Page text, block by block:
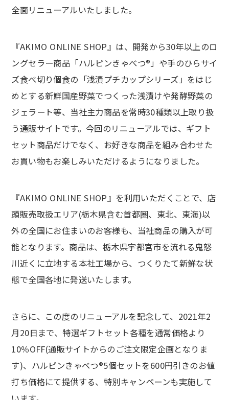
全面リニューアルいたしました。
『AKIMO ONLINE SHOP』は、開発から30年以上のロ
ングセラー商品「ハルピンきゃべつ®」や手のひらサイ
ズ食べ切り個食の「浅漬プチカップシリーズ」をはじ
めとする新鮮国産野菜でつくった浅漬けや発酵野菜の
ジェラート等、当社主力商品を常時30種類以上取り扱
う通販サイトです。今回のリニューアルでは、ギフト
セット商品だけでなく、お好きな商品を組み合わせた
お買い物もお楽しみいただけるようになりました。
『AKIMO ONLINE SHOP』を利用いただくことで、店
頭販売取扱エリア(栃木県含む首都圏、東北、東海)以
外の全国にお住まいのお客様も、当社商品の購入が可
能となります。商品は、栃木県宇都宮市を流れる鬼怒
川近くに立地する本社工場から、つくりたて新鮮な状
態で全国各地に発送いたします。
さらに、この度のリニューアルを記念して、2021年2
月20日まで、特選ギフトセット各種を通常価格より
10％OFF(通販サイトからのご注文限定企画となりま
す)、ハルピンきゃべつ®5個セットを600円引きのお値
打ち価格にて提供する、特別キャンペーンも実施して